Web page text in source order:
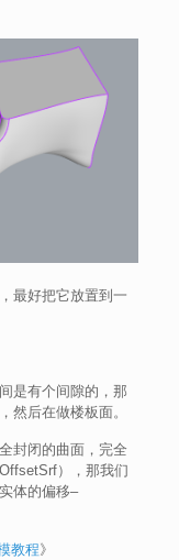
最好把它放置到一
是有个间隙的，那
然后在做楼板面。
封闭的曲面，完全
），那我们
体的偏移–
教程》